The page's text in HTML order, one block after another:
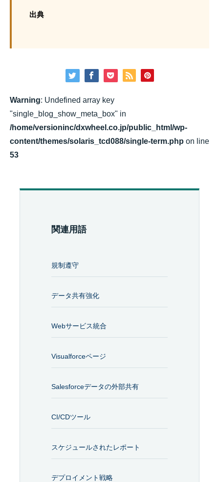
出典
Warning: Undefined array key
"single_blog_show_meta_box" in
/home/versioninc/dxwheel.co.jp/public_html/wp-
content/themes/solaris_tcd088/single-term.php on line
53
関連用語
規制遵守
データ共有強化
Webサービス統合
Visualforceページ
Salesforceデータの外部共有
CI/CDツール
スケジュールされたレポート
デプロイメント戦略